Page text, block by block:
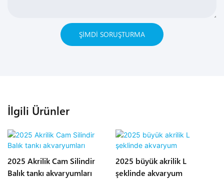
ŞIMDI SORUŞTURMA
İlgili Ürünler
2025 Akrilik Cam Silindir
Balık tankı akvaryumları
2025 büyük akrilik L
şeklinde akvaryum